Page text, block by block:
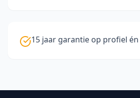
15 jaar garantie op profiel